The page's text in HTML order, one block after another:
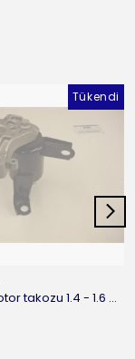
Tükendi
B-max motor takozu 1.4 - 1.6 benzinli 2012-2016 ORJİNAL